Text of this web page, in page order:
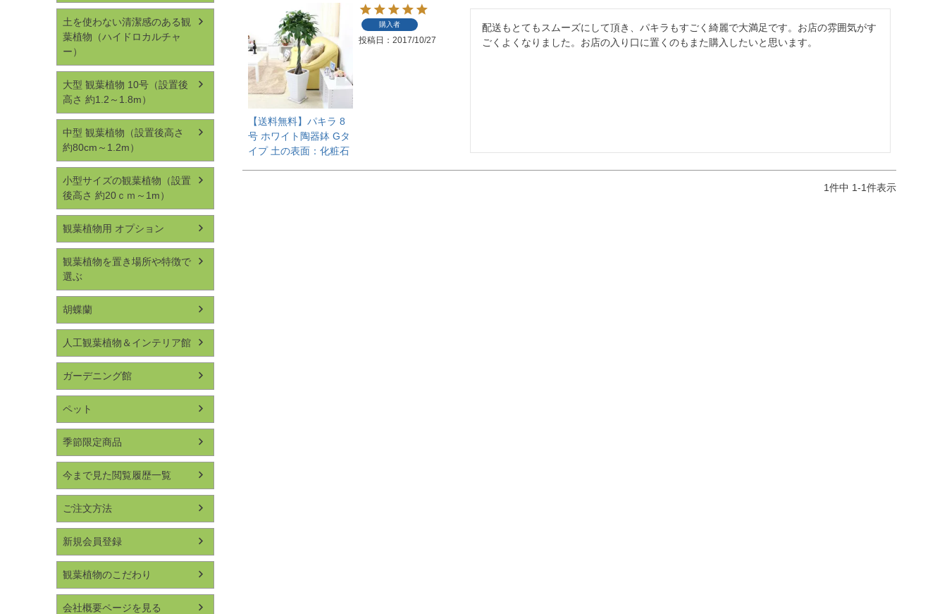
土を使わない清潔感のある観
葉植物（ハイドロカルチャ
ー）
大型 観葉植物 10号（設置後
高さ 約1.2～1.8m）
中型 観葉植物（設置後高さ
約80cm～1.2m）
小型サイズの観葉植物（設置
後高さ 約20ｃｍ～1m）
観葉植物用 オプション
観葉植物を置き場所や特徴で
選ぶ
胡蝶蘭
人工観葉植物＆インテリア館
ガーデニング館
ペット
季節限定商品
今まで見た閲覧履歴一覧
ご注文方法
新規会員登録
観葉植物のこだわり
会社概要ページを見る
【送料無料】パキラ 8
号 ホワイト陶器鉢 Gタ
イプ 土の表面：化粧石
購入者
投稿日 2017/10/27
配送もとてもスムーズにして頂き、パキラもすごく綺麗で大満足です。お店の雰囲気がす
ごくよくなりました。お店の入り口に置くのもまた購入したいと思います。
1件中 1-1件表示